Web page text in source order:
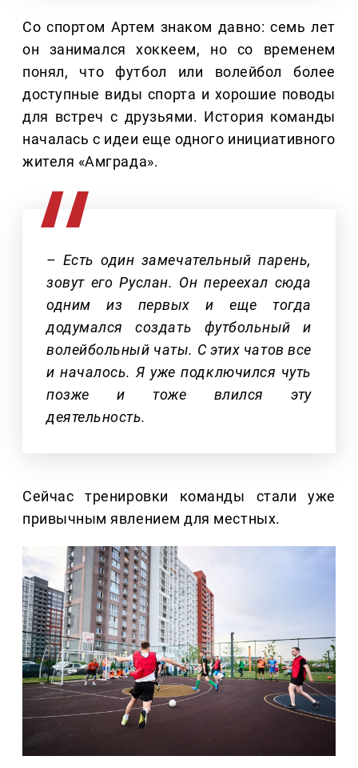
Со спортом Артем знаком давно: семь лет
он занимался хоккеем, но со временем
понял, что футбол или волейбол более
доступные виды спорта и хорошие поводы
для встреч с друзьями. История команды
началась с идеи еще одного инициативного
жителя «Амграда».
– Есть один замечательный парень,
зовут его Руслан. Он переехал сюда
одним из первых и еще тогда
додумался создать футбольный и
волейбольный чаты. С этих чатов все
и началось. Я уже подключился чуть
позже и тоже влился эту
деятельность.
Сейчас тренировки команды стали уже
привычным явлением для местных.